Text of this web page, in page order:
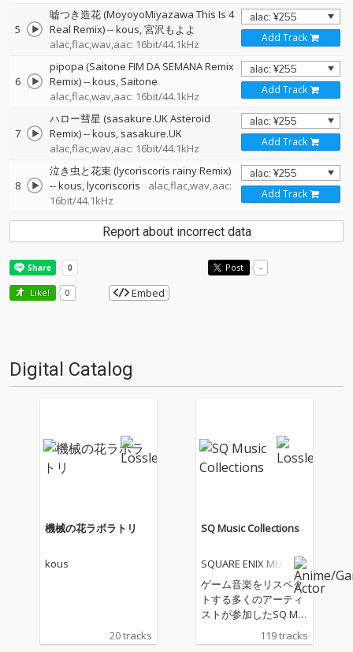
5
嘘つき造花 (MoyoyoMiyazawa This Is 4
Real Remix)--kous 宮沢もよよ
alac,flac,wav,aac: 16bit/44.1kHz
Add Track
6
pipopa (Saitone FIM DA SEMANA Remix
Remix)--kous Saitone
alac,flac,wav,aac: 16bit/44.1kHz
Add Track
7
ハロー彗星 (sasakure.UK Asteroid
Remix)--kous sasakure.UK
alac,flac,wav,aac: 16bit/44.1kHz
Add Track
8
泣き虫と花束 (lycoriscoris rainy Remix)
--kous lycoriscoris
alac,flac,wav,aac:
16bit/44.1kHz
Add Track
Report about incorrect data
Post -
Like! 0 Embed
Digital Catalog
機械の花ラボラトリ
kous
20 tracks
SQ Music Collections
SQUARE ENIX MUSI
ゲーム音楽をリスペク
トする多くのアーティ
ストが参加したSQ Mu
sic series11作品(『Lov
e SQ』、『Chill S
119 tracks